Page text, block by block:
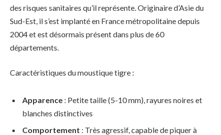
des risques sanitaires qu’il représente. Originaire d’Asie du
Sud-Est, il s’est implanté en France métropolitaine depuis
2004 et est désormais présent dans plus de 60
départements.
Caractéristiques du moustique tigre :
Apparence : Petite taille (5-10 mm), rayures noires et
blanches distinctives
Comportement : Très agressif, capable de piquer à